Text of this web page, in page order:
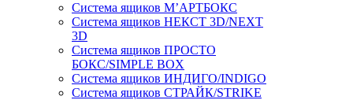
Система ящиков М’АРТБОКС
Система ящиков НЕКСТ 3D/NEXT
3D
Система ящиков ПРОСТО
БОКС/SIMPLE BOX
Система ящиков ИНДИГО/INDIGO
Система ящиков СТРАЙК/STRIKE